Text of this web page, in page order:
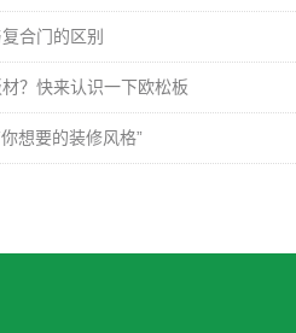
合门的区别
？快来认识一下欧松板
想要的装修风格”